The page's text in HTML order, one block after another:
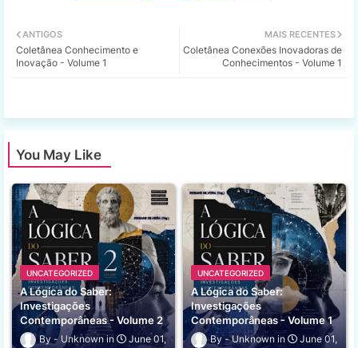
ats
MAIS RECENTES
Coletânea Conexões Inovadoras de
Conhecimentos - Volume 1
ANTIGOS
Coletânea Conhecimento e
Inovação - Volume 1
You May Like
UNCATEGORIZED
A Lógica do Saber:
Investigações
Contemporâneas - Volume 2
Unknown
June 01,
UNCATEGORIZED
A Lógica do Saber:
Investigações
Contemporâneas - Volume 1
Unknown
June 01,